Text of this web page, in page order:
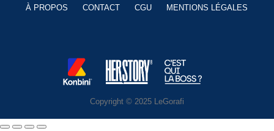
À PROPOS CONTACT CGU MENTIONS LÉGALES
Copyright © 2025 LeGorafi